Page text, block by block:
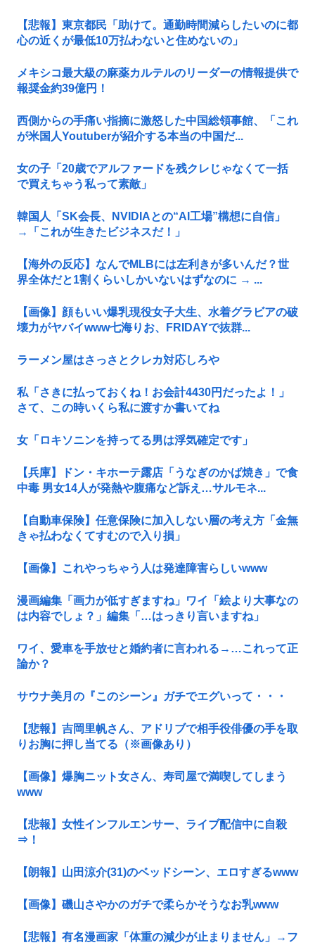
【悲報】東京都民「助けて。通勤時間減らしたいのに都
心の近くが最低10万払わないと住めないの」
メキシコ最大級の麻薬カルテルのリーダーの情報提供で
報奨金約39億円！
西側からの手痛い指摘に激怒した中国総領事館、「これ
が米国人Youtuberが紹介する本当の中国だ...
女の子「20歳でアルファードを残クレじゃなくて一括
で買えちゃう私って素敵」
韓国人「SK会長、NVIDIAとの“AI工場”構想に自信」
→「これが生きたビジネスだ！」
【海外の反応】なんでMLBには左利きが多いんだ？世
界全体だと1割くらいしかいないはずなのに → ...
【画像】顔もいい爆乳現役女子大生、水着グラビアの破
壊力がヤバイwww七海りお、FRIDAYで抜群...
ラーメン屋はさっさとクレカ対応しろや
私「さきに払っておくね！お会計4430円だったよ！」
さて、この時いくら私に渡すか書いてね
女「ロキソニンを持ってる男は浮気確定です」
【兵庫】ドン・キホーテ露店「うなぎのかば焼き」で食
中毒 男女14人が発熱や腹痛など訴え…サルモネ...
【自動車保険】任意保険に加入しない層の考え方「金無
きゃ払わなくてすむので入り損」
【画像】これやっちゃう人は発達障害らしいwww
漫画編集「画力が低すぎますね」ワイ「絵より大事なの
は内容でしょ？」編集「…はっきり言いますね」
ワイ、愛車を手放せと婚約者に言われる→…これって正
論か？
サウナ美月の『このシーン』ガチでエグいって・・・
【悲報】吉岡里帆さん、アドリブで相手役俳優の手を取
りお胸に押し当てる（※画像あり）
【画像】爆胸ニット女さん、寿司屋で満喫してしまう
www
【悲報】女性インフルエンサー、ライブ配信中に自殺
⇒！
【朗報】山田涼介(31)のベッドシーン、エロすぎるwww
【画像】磯山さやかのガチで柔らかそうなお乳www
【悲報】有名漫画家「体重の減少が止まりません」→フ